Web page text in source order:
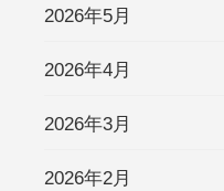
2026年5月
2026年4月
2026年3月
2026年2月